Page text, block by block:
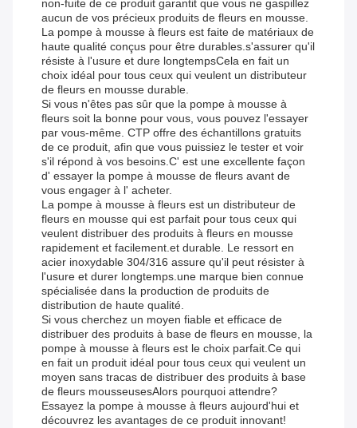
non-fuite de ce produit garantit que vous ne gaspillez
aucun de vos précieux produits de fleurs en mousse.
La pompe à mousse à fleurs est faite de matériaux de
haute qualité conçus pour être durables.s'assurer qu'il
résiste à l'usure et dure longtempsCela en fait un
choix idéal pour tous ceux qui veulent un distributeur
de fleurs en mousse durable.
Si vous n'êtes pas sûr que la pompe à mousse à
fleurs soit la bonne pour vous, vous pouvez l'essayer
par vous-même. CTP offre des échantillons gratuits
de ce produit, afin que vous puissiez le tester et voir
s'il répond à vos besoins.C' est une excellente façon
d' essayer la pompe à mousse de fleurs avant de
vous engager à l' acheter.
La pompe à mousse à fleurs est un distributeur de
fleurs en mousse qui est parfait pour tous ceux qui
veulent distribuer des produits à fleurs en mousse
rapidement et facilement.et durable. Le ressort en
acier inoxydable 304/316 assure qu'il peut résister à
l'usure et durer longtemps.une marque bien connue
spécialisée dans la production de produits de
distribution de haute qualité.
Si vous cherchez un moyen fiable et efficace de
distribuer des produits à base de fleurs en mousse, la
pompe à mousse à fleurs est le choix parfait.Ce qui
en fait un produit idéal pour tous ceux qui veulent un
moyen sans tracas de distribuer des produits à base
de fleurs mousseusesAlors pourquoi attendre?
Essayez la pompe à mousse à fleurs aujourd'hui et
découvrez les avantages de ce produit innovant!